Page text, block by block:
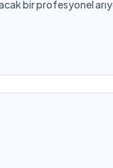
bir profesyonel